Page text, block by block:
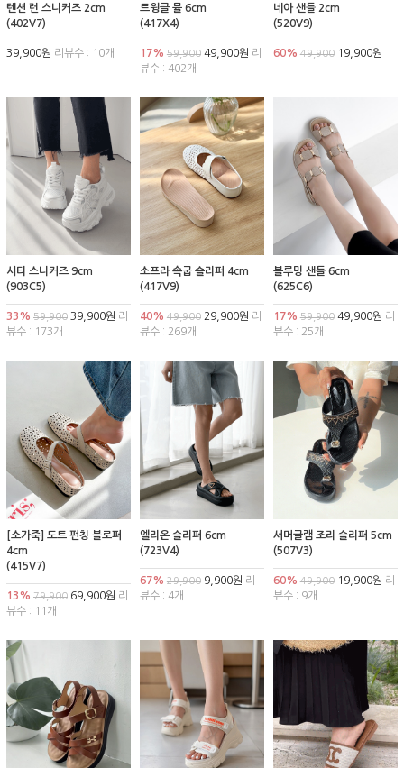
텐션 런 스니커즈 2cm
(402V7)
39,900원 리뷰수 : 10개
트윙클 뮬 6cm
(417X4)
17% 59,90049,900원 리
뷰수 : 402개
네아 샌들 2cm
(520V9)
60% 49,90019,900원
시티 스니커즈 9cm
(903C5)
33% 59,900 39,900원 리
뷰수 : 173개
소프라 속굽 슬리퍼 4cm
(417V9)
40% 49,90029,900원 리
뷰수 : 269개
블루밍 샌들 6cm
(625C6)
17% 59,90049,900원 리
뷰수 : 25개
[소가죽] 도트 펀칭 블로퍼
4cm
(415V7)
13% 79,900 69,900원 리
뷰수 : 11개
엘리온 슬리퍼 6cm
(723V4)
67% 29,9009,900원 리
뷰수 : 4개
서머글램 조리 슬리퍼 5cm
(507V3)
60% 49,90019,900원 리
뷰수 : 9개